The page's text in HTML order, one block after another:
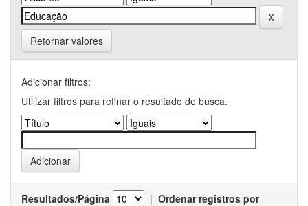
Retornar valores
Adicionar filtros:
Utilizar filtros para refinar o resultado de busca.
Resultados/Página | Ordenar registros por